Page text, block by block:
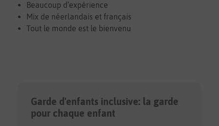
Beaucoup d’expérience
Mix de néerlandais et français
Tout le monde est le bienvenu
Garde d'enfants inclusive: la garde
pour chaque enfant